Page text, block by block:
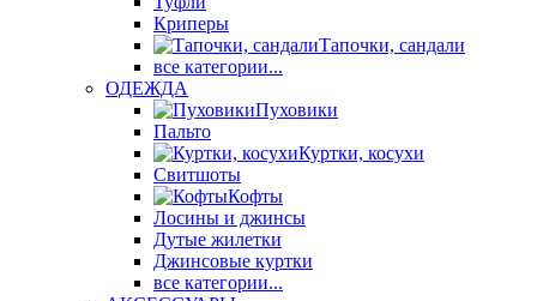
Криперы
Тапочки, сандали
все категории...
ОДЕЖДА
Пуховики
Пальто
Куртки, косухи
Свитшоты
Кофты
Лосины и джинсы
Дутые жилетки
Джинсовые куртки
все категории...